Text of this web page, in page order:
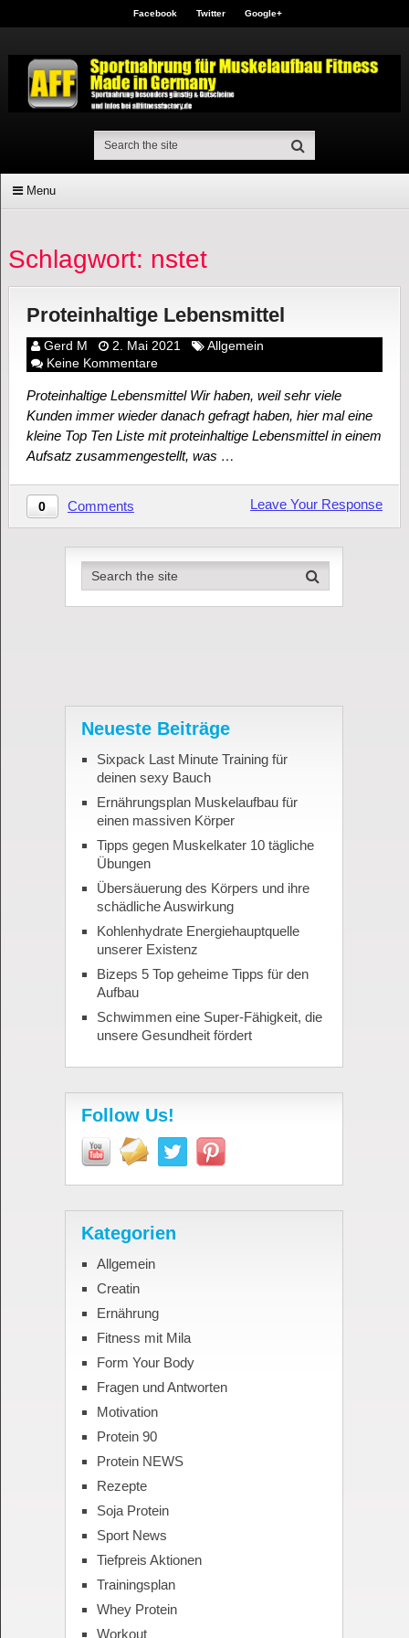
Facebook Twitter Google+
Menu
Schlagwort: nstet
Proteinhaltige Lebensmittel
Gerd M 2. Mai 2021
Allgemein
Keine Kommentare
Proteinhaltige Lebensmittel Wir haben, weil sehr viele
Kunden immer wieder danach gefragt haben, hier mal eine
kleine Top Ten Liste mit proteinhaltige Lebensmittel in einem
Aufsatz zusammengestellt, was …
0 Comments Leave Your Response
Neueste Beiträge
Sixpack Last Minute Training für
deinen sexy Bauch
Ernährungsplan Muskelaufbau für
einen massiven Körper
Tipps gegen Muskelkater 10 tägliche
Übungen
Übersäuerung des Körpers und ihre
schädliche Auswirkung
Kohlenhydrate Energiehauptquelle
unserer Existenz
Bizeps 5 Top geheime Tipps für den
Aufbau
Schwimmen eine Super-Fähigkeit, die
unsere Gesundheit fördert
Follow Us!
Kategorien
Allgemein
Creatin
Ernährung
Fitness mit Mila
Form Your Body
Fragen und Antworten
Motivation
Protein 90
Protein NEWS
Rezepte
Soja Protein
Sport News
Tiefpreis Aktionen
Trainingsplan
Whey Protein
Workout